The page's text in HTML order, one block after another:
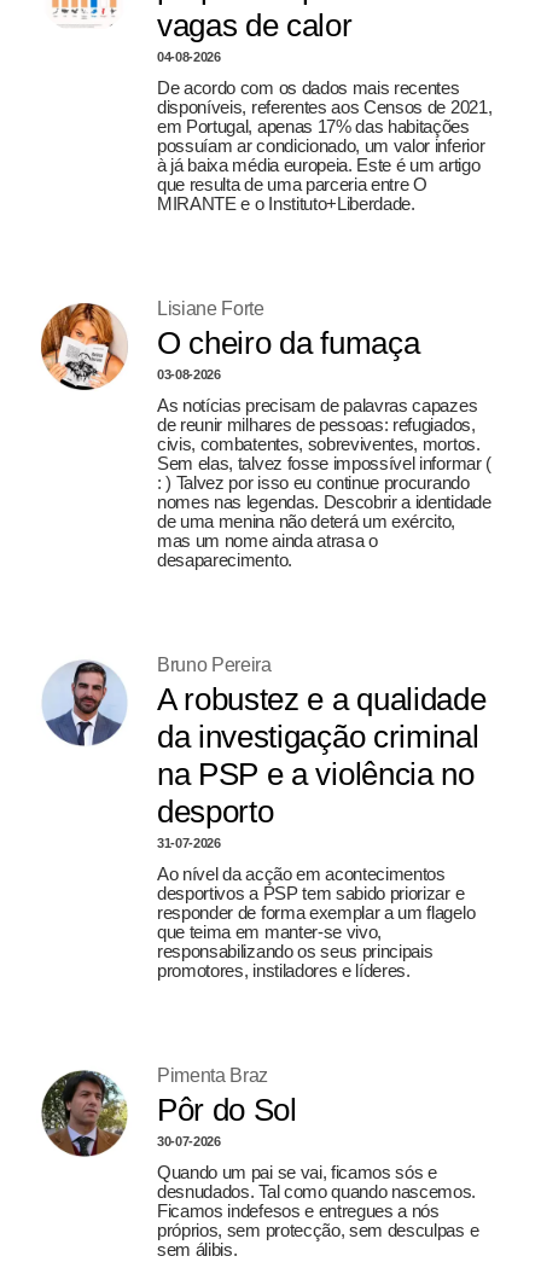
vagas de calor
04-08-2026
De acordo com os dados mais recentes
disponíveis, referentes aos Censos de 2021,
em Portugal, apenas 17% das habitações
possuíam ar condicionado, um valor inferior
à já baixa média europeia. Este é um artigo
que resulta de uma parceria entre O
MIRANTE e o Instituto+Liberdade.
Lisiane Forte
O cheiro da fumaça
03-08-2026
As notícias precisam de palavras capazes
de reunir milhares de pessoas: refugiados,
civis, combatentes, sobreviventes, mortos.
Sem elas, talvez fosse impossível informar (
: ) Talvez por isso eu continue procurando
nomes nas legendas. Descobrir a identidade
de uma menina não deterá um exército,
mas um nome ainda atrasa o
desaparecimento.
Bruno Pereira
A robustez e a qualidade
da investigação criminal
na PSP e a violência no
desporto
31-07-2026
Ao nível da acção em acontecimentos
desportivos a PSP tem sabido priorizar e
responder de forma exemplar a um flagelo
que teima em manter-se vivo,
responsabilizando os seus principais
promotores, instiladores e líderes.
Pimenta Braz
Pôr do Sol
30-07-2026
Quando um pai se vai, ficamos sós e
desnudados. Tal como quando nascemos.
Ficamos indefesos e entregues a nós
próprios, sem protecção, sem desculpas e
sem álibis.